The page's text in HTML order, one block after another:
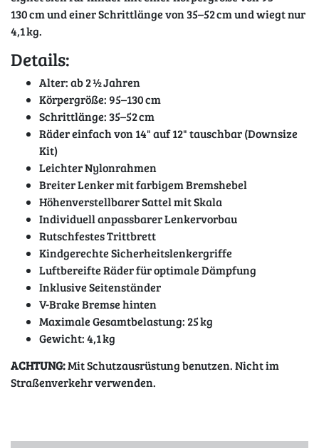
130 cm und einer Schrittlänge von 35–52 cm und wiegt nur
4,1 kg.
Details:
Alter: ab 2 ½ Jahren
Körpergröße: 95–130 cm
Schrittlänge: 35–52 cm
Räder einfach von 14" auf 12" tauschbar (Downsize
Kit)
Leichter Nylonrahmen
Breiter Lenker mit farbigem Bremshebel
Höhenverstellbarer Sattel mit Skala
Individuell anpassbarer Lenkervorbau
Rutschfestes Trittbrett
Kindgerechte Sicherheitslenkergriffe
Luftbereifte Räder für optimale Dämpfung
Inklusive Seitenständer
V-Brake Bremse hinten
Maximale Gesamtbelastung: 25 kg
Gewicht: 4,1 kg
ACHTUNG:Mit Schutzausrüstung benutzen. Nicht im
Straßenverkehr verwenden.